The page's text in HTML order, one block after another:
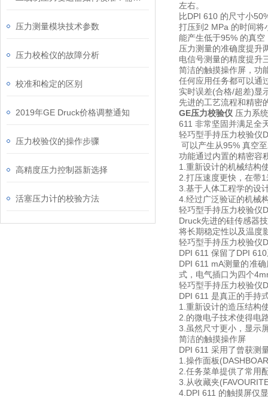
左右。
比DPI 610 的尺寸小
打压到2 MPa 的时间将
能产生低于95% 的真空
压力测量的准确度提升
电信号测量的精度提升
简洁的触摸操作屏，功
任何应用任务都可以通
实时误差(合格/超差)显
先进的工艺流程和精密
GE压力校验仪 压力系
611 非常坚固并满足全
轻巧型手持压力校验仪
可以产生从95% 真空
功能通过内置的精密容
1.重新设计的机械结构
2.打压速度更快，在带
3.基于人体工程学的设
4.经过广泛验证的机械
轻巧型手持压力校验仪
Druck先进的硅传感器
将长期稳定性以及温度
轻巧型手持压力校验仪
DPI 611 保留了DPI
DPI 611 mA测量的准
式，电气插口为四个
轻巧型手持压力校验仪
DPI 611 是真正的手持
1.重新设计的造压结构
2.的微电子技术使得电
3.虽然尺寸更小，显示
简洁的触摸操作屏
DPI 611 采用了曾获测
1.操作面板
2.任务菜单提供了常用
3.从收藏夹
4.DPI 611 的触摸屏仅
压力测量模块技术参数
压力校检仪的故障分析
校准和检定的区别
2019年GE Druck价格调整通知
压力校验仪的操作步骤
高精度压力控制器新选择
活塞压力计的校验方法